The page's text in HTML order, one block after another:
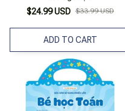
$24.99 USD $33.99 USD
ADD TO CART